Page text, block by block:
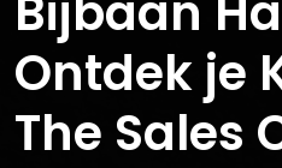
Ontdek je
The Sales